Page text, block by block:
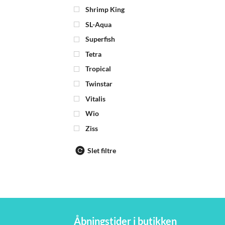
Shrimp King
SL-Aqua
Superfish
Tetra
Tropical
Twinstar
Vitalis
Wio
Ziss
Slet filtre
Åbningstider i butikken